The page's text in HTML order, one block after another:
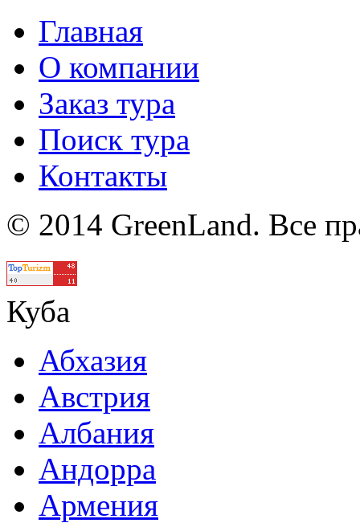
Главная
О компании
Заказ тура
Поиск тура
Контакты
© 2014 GreenLand. Все
Куба
Абхазия
Австрия
Албания
Андорра
Армения